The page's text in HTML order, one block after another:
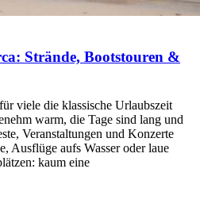
Strände, Bootstouren &
viele die klassische Urlaubszeit
warm, die Tage sind lang und
Veranstaltungen und Konzerte
Ausflüge aufs Wasser oder laue
kaum eine